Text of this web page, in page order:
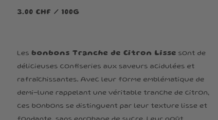
3.00 CHF / 100G
Les bonbons Tranche de Citron Lisse sont de
délicieuses confiseries aux saveurs acidulées et
rafraîchissantes. Avec leur forme emblématique de
demi-lune rappelant une véritable tranche de citron,
ces bonbons se distinguent par leur texture lisse et